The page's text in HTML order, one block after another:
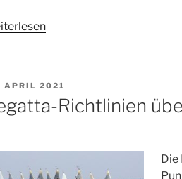
APRIL 2021
Richtlinien
Die